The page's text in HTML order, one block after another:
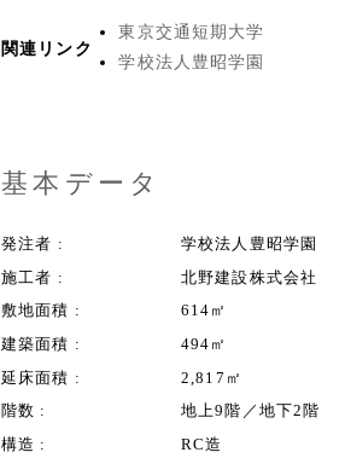
関連リンク
東京交通短期大学
学校法人豊昭学園
基本データ
発注者
学校法人豊昭学園
施工者
北野建設株式会社
敷地面積
614㎡
建築面積
494㎡
延床面積
2,817㎡
階数
地上9階／地下2階
構造
RC造